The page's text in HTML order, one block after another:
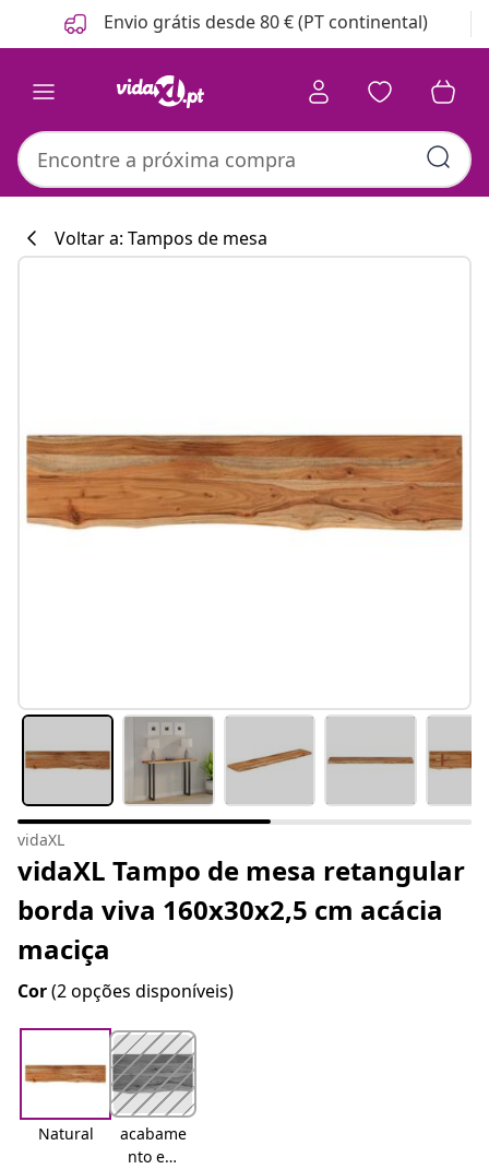
Anterior
Seguinte Envio grátis desde 80 € (PT continental)
Voltar a: Tampos de mesa
vidaXL
vidaXL Tampo de mesa retangular
borda viva 160x30x2,5 cm acácia
maciça
Cor(2 opções disponíveis)
Natural
acabame
nto em